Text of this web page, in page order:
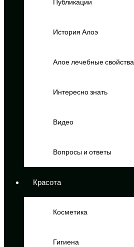
Публикации
История Алоэ
Алое лечебные свойства
Интересно знать
Видео
Вопросы и ответы
Красота
Косметика
Гигиена